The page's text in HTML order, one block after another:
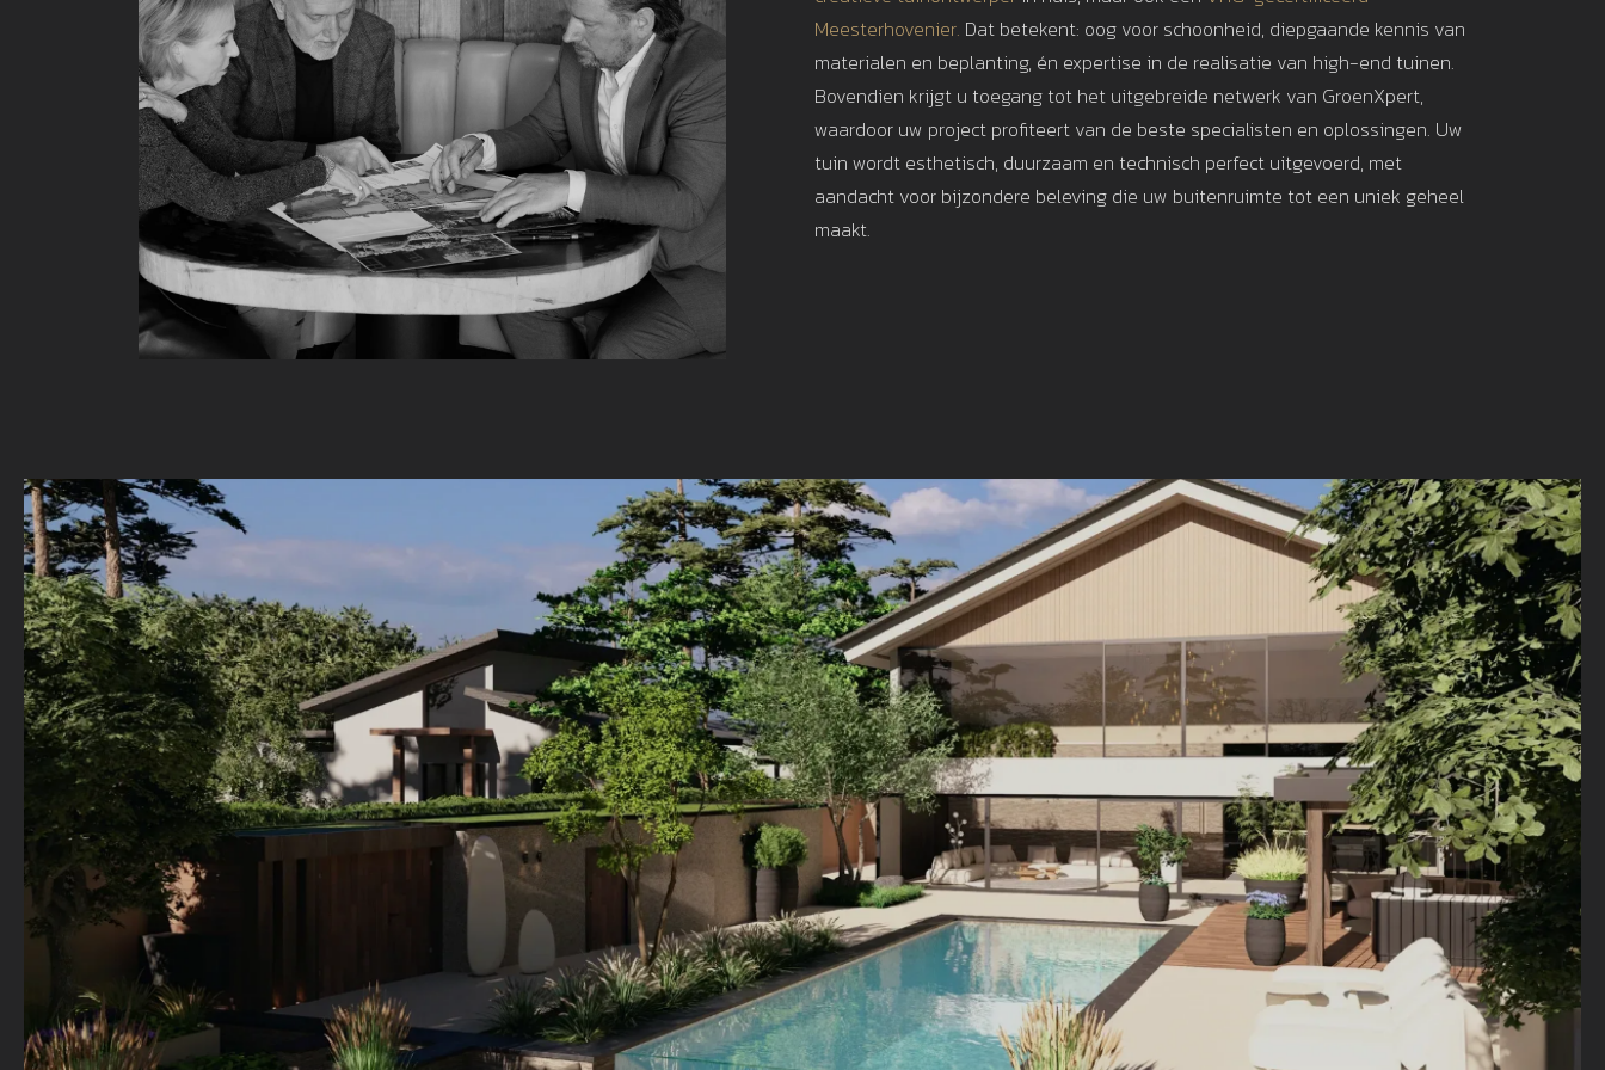
Meesterhovenier. Dat betekent: oog voor schoonheid, diepgaande kennis van
materialen en beplanting, én expertise in de realisatie van high-end tuinen.
Bovendien krijgt u toegang tot het uitgebreide netwerk van GroenXpert,
waardoor uw project profiteert van de beste specialisten en oplossingen. Uw
tuin wordt esthetisch, duurzaam en technisch perfect uitgevoerd, met
aandacht voor bijzondere beleving die uw buitenruimte tot een uniek geheel
maakt.